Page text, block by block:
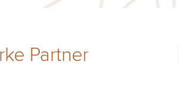
Partner